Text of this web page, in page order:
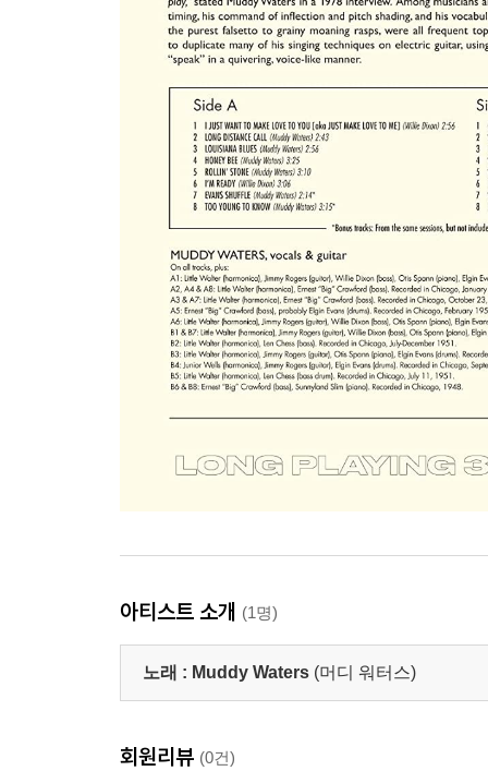
아티스트 소개 (1명)
노래 : Muddy Waters (머디 워터스)
회원리뷰 (0건)